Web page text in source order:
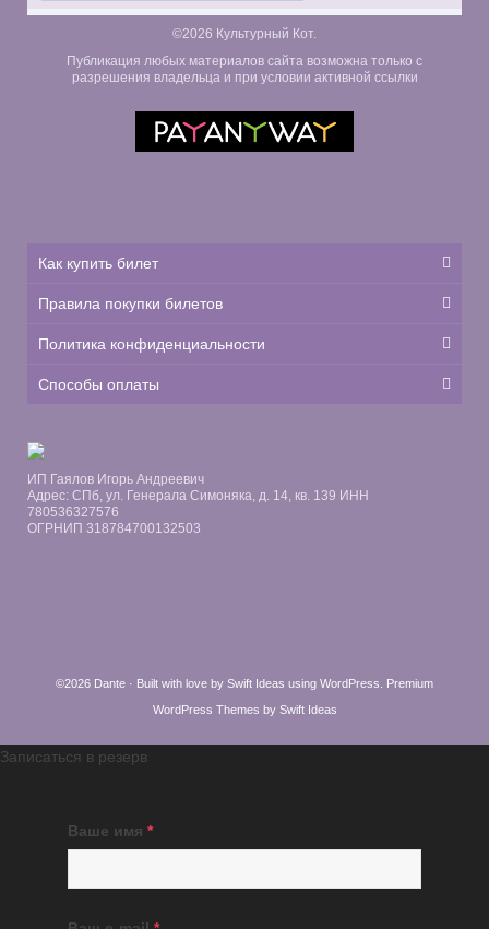
©2026 Культурный Кот.
Публикация любых материалов сайта возможна только с
разрешения владельца и при условии активной ссылки
Как купить билет
Правила покупки билетов
Политика конфиденциальности
Способы оплаты
ИП Гаялов Игорь Андреевич
Адрес: СПб, ул. Генерала Симоняка, д. 14, кв. 139 ИНН
780536327576
ОГРНИП 318784700132503
©2026 Dante · Built with love by Swift Ideas using WordPress
Premium
WordPress Themes by Swift Ideas
Записаться в резерв
Ваше имя *